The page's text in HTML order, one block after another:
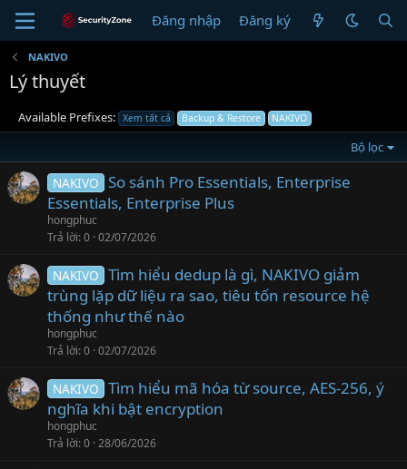
Đăng nhập Đăng ký
NAKIVO
Lý thuyết
Available Prefixes: Xem tất cả Backup & Restore NAKIVO
Bộ lọc
NAKIVO
So sánh Pro Essentials, Enterprise
Essentials, Enterprise Plus
hongphuc
Trả lời 0 02/07/2026
NAKIVO Tìm hiểu dedup là gì, NAKIVO giảm
trùng lặp dữ liệu ra sao, tiêu tốn resource hệ
thống như thế nào
hongphuc
Trả lời 0 02/07/2026
NAKIVO Tìm hiểu mã hóa từ source, AES-256, ý
nghĩa khi bật encryption
hongphuc
Trả lời 0 28/06/2026